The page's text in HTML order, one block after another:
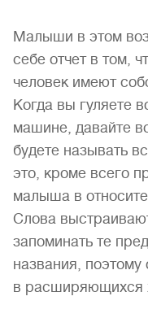
Малыши в этом
себе отчет в том,
человек имеют
Когда вы гуляете
машине, давайте
будете называть
это, кроме всего
малыша в
Слова
запоминать те
названия,
в расширяющихся